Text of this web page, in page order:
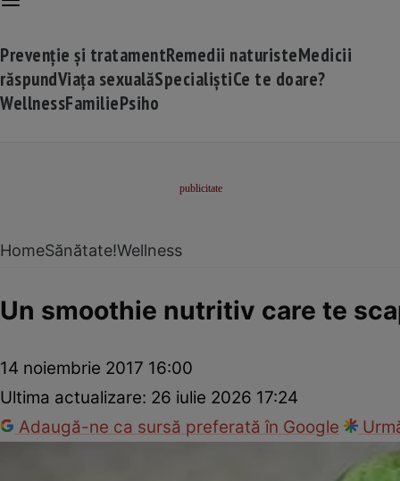
Prevenție și tratamentRemedii naturisteMedicii
răspundViața sexualăSpecialiștiCe te doare?
WellnessFamiliePsiho
HomeSănătate!Wellness
Un smoothie nutritiv care te
14 noiembrie 2017 16:00
Ultima actualizare: 26 iulie 2026 17:24
Adaugă-ne ca sursă preferată în Google